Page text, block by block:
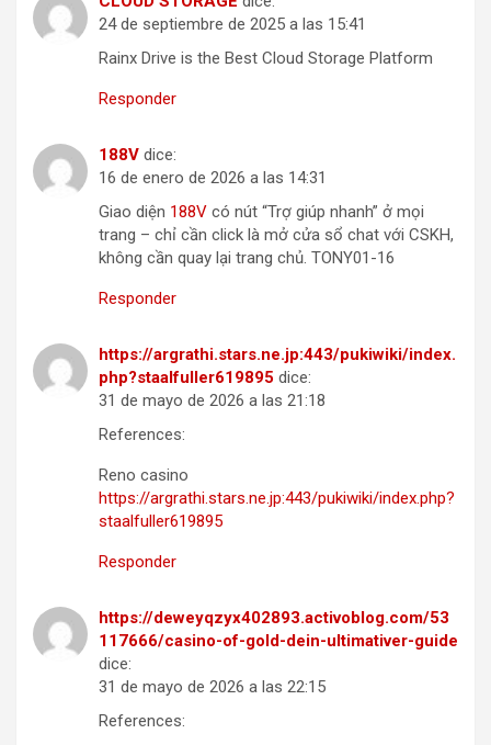
24 de septiembre de 2025 a las 15:41
Rainx Drive is the Best Cloud Storage Platform
Responder
188V dice:
16 de enero de 2026 a las 14:31
Giao diện 188V có nút “Trợ giúp nhanh” ở mọi
trang – chỉ cần click là mở cửa sổ chat với CSKH,
không cần quay lại trang chủ. TONY01-16
Responder
https://argrathi.stars.ne.jp:443/pukiwiki/index.
php?staalfuller619895 dice:
31 de mayo de 2026 a las 21:18
References:
Reno casino
https://argrathi.stars.ne.jp:443/pukiwiki/index.php?
staalfuller619895
Responder
https://deweyqzyx402893.activoblog.com/53
117666/casino-of-gold-dein-ultimativer-guide
dice:
31 de mayo de 2026 a las 22:15
References: